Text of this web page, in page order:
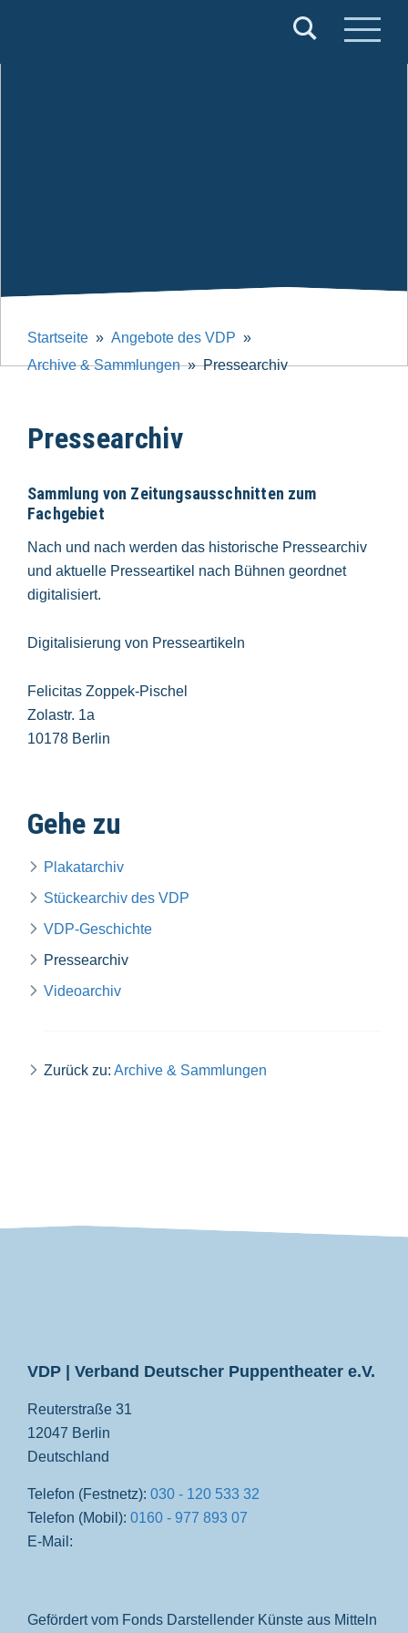
Startseite
Angebote des VDP
Archive & Sammlungen
Pressearchiv
Pressearchiv
Sammlung von Zeitungsausschnitten zum
Fachgebiet
Nach und nach werden das historische Pressearchiv
und aktuelle Presseartikel nach Bühnen geordnet
digitalisiert.
Digitalisierung von Presseartikeln
Felicitas Zoppek-Pischel
Zolastr. 1a
10178 Berlin
Gehe zu
Plakatarchiv
Stückearchiv des VDP
VDP-Geschichte
Pressearchiv
Videoarchiv
Zurück zu: Archive & Sammlungen
VDP | Verband Deutscher Puppentheater e.V.
Reuterstraße 31
12047 Berlin
Deutschland
Telefon (Festnetz): 030 - 120 533 32
Telefon (Mobil): 0160 - 977 893 07
E-Mail:
Gefördert vom Fonds Darstellender Künste aus Mitteln